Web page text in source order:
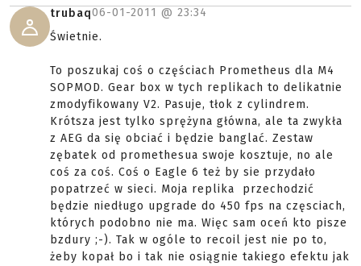
trubaq06-01-2011 @ 23:34
Świetnie.
To poszukaj coś o częściach Prometheus dla M4
SOPMOD. Gear box w tych replikach to delikatnie
zmodyfikowany V2. Pasuje, tłok z cylindrem.
Krótsza jest tylko sprężyna główna, ale ta zwykła
z AEG da się obciać i będzie banglać. Zestaw
zębatek od promethesua swoje kosztuje, no ale
coś za coś. Coś o Eagle 6 też by sie przydało
popatrzeć w sieci. Moja replika przechodzić
będzie niedługo upgrade do 450 fps na częsciach,
których podobno nie ma. Więc sam oceń kto pisze
bzdury ;-). Tak w ogóle to recoil jest nie po to,
żeby kopał bo i tak nie osiągnie takiego efektu jak